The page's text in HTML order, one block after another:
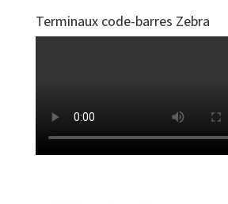
Terminaux code-barres Zebra